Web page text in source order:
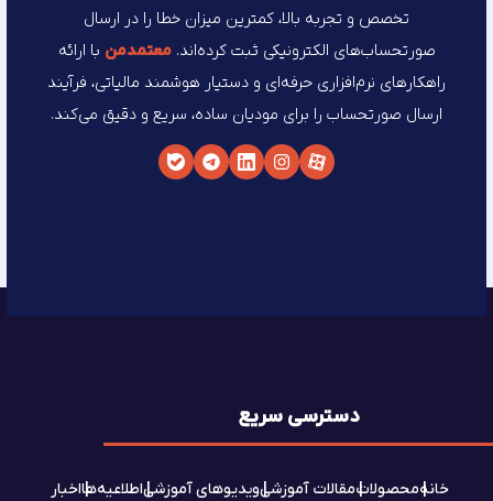
تخصص و تجربه بالا، کمترین میزان خطا را در ارسال
صورتحساب‌های الکترونیکی ثبت کرده‌اند.معتمد‌من با ارائه
راهکارهای نرم‌افزاری حرفه‌ای و دستیار هوشمند مالیاتی، فرآیند
ارسال صورتحساب را برای مودیان ساده، سریع و دقیق می‌کند.
دسترسی سریع
خانهمحصولاتمقالات آموزشیویدیوهای آموزشیاطلاعیه‌هااخبار